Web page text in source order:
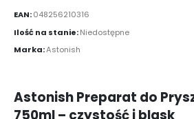
EAN:048256210316
Ilość na stanie:Niedostępne
Marka:Astonish
Astonish Preparat do
750ml – czystość i blask